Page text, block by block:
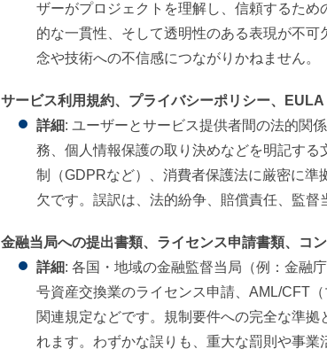
ザーがプロジェクトを理解し、信頼するた
的な一貫性、そして透明性のある表現が不
念や技術への不信感につながりかねません。
サービス利用規約、プライバシーポリシー、EULA
詳細: ユーザーとサービス提供者間の法的関
務、個人情報保護の取り決めなどを明記す
制（GDPRなど）、消費者保護法に厳密に
欠です。誤訳は、法的紛争、賠償責任、監督
金融当局への提出書類、ライセンス申請書類、コ
詳細: 各国・地域の金融監督当局（例：金融
号資産交換業のライセンス申請、AML/CFT
関連規定などです。規制要件への完全な準
れます。わずかな誤りも、重大な罰則や事業